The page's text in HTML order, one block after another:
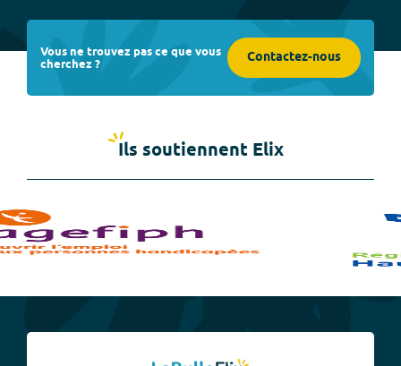
Vous ne trouvez pas ce que vous
cherchez ? Contactez-nous
Ils soutiennent Elix